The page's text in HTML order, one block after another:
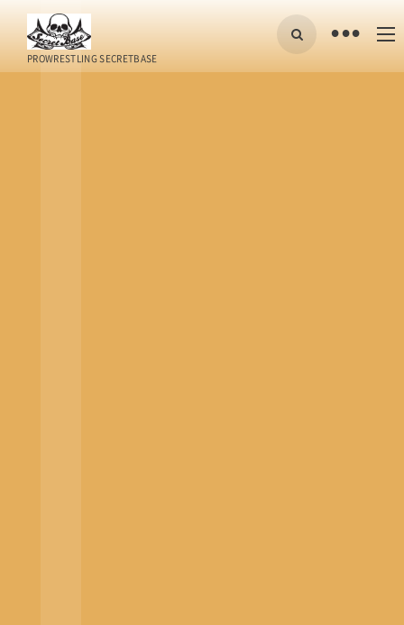
PROWRESTLING SECRETBASE
•